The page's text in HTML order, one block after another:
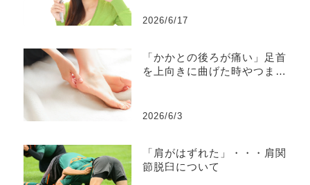
2026/6/17
「かかとの後ろが痛い」足首
を上向きに曲げた時やつま先
着部症かもしれません。
2026/6/3
「肩がはずれた」・・・肩関
節脱臼について